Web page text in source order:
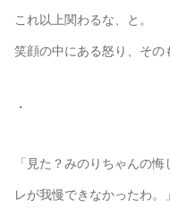
これ以上関わるな、と。
笑顔の中にある怒り、その
・
「見た？みのりちゃんの
レが我慢できなかったわ。」